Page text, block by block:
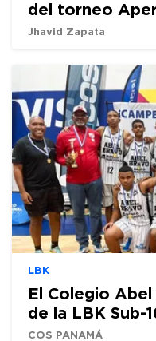
del torneo
Jhavid Zapata
LBK
El Colegio
de la LBK Sub-
COS PANAMÁ